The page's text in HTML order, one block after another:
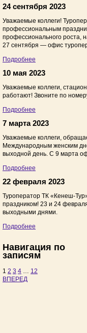
24 сентября 2023
Уважаемые коллеги!
профессиональным
профессионального роста,
27 сентября — офис
Подробнее
10 мая 2023
Уважаемые коллеги,
работают! Звоните по
Подробнее
7 марта 2023
Уважаемые коллеги,
Международным женским
выходной день. С 9 марта
Подробнее
22 февраля 2023
Туроператор ТК «Кенеш-
праздником! 23 и 24
выходными днями.
Подробнее
Навигация по
записям
1 2 3 4 … 12
ВПЕРЕД